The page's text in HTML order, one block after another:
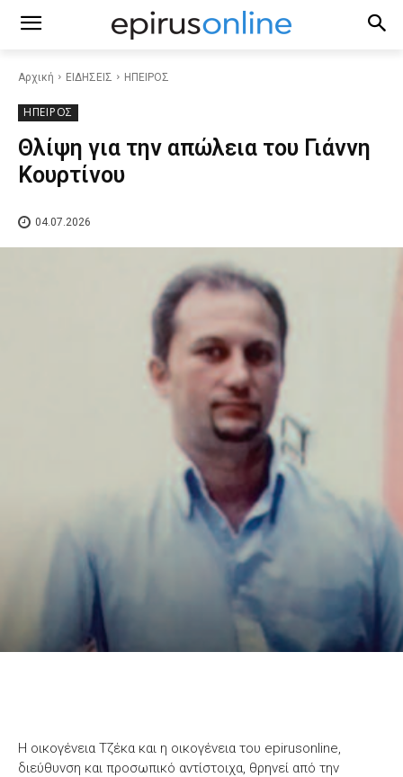
Αρχική ΕΙΔΗΣΕΙΣ ΗΠΕΙΡΟΣ
ΗΠΕΙΡΟΣ
Θλίψη για την απώλεια του Γιάννη
Κουρτίνου
04.07.2026
Η οικογένεια Τζέκα και η οικογένεια του epirusonline,
διεύθυνση και προσωπικό αντίστοιχα, θρηνεί από την